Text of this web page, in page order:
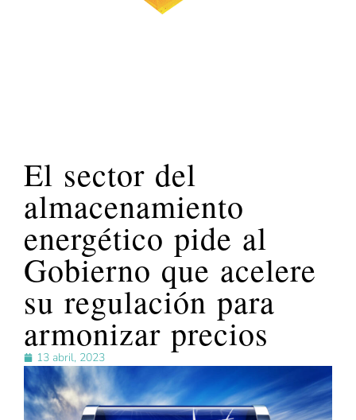
El sector del
almacenamiento
energético pide al
Gobierno que acelere
su regulación para
armonizar precios
13 abril, 2023